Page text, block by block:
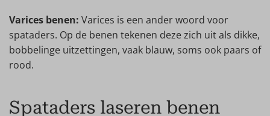
Varices benen: Varices is een ander woord voor
spataders. Op de benen tekenen deze zich uit als dikke,
bobbelinge uitzettingen, vaak blauw, soms ook paars of
rood.
Spataders laseren benen